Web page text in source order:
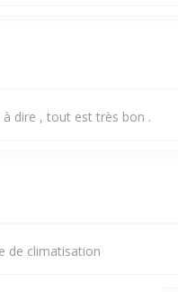
dire , tout est très bon .
de climatisation